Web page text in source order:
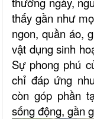
thấy gần như
ngon, quần áo,
vật dụng sinh
Sự phong phú
chỉ đáp ứng
còn góp phần
sống động, gần